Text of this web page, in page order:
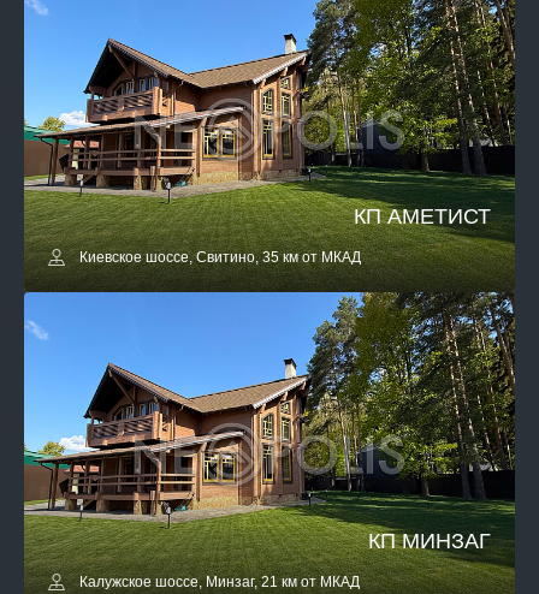
КП АМЕТИСТ
Киевское шоссе, Свитино, 35 км от МКАД
КП МИНЗАГ
Калужское шоссе, Минзаг, 21 км от МКАД